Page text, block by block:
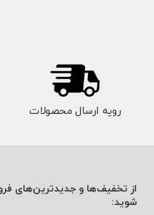
رویه ارسال محصولات
از تخفیف‌ها و جدیدترین‌های
شوید: